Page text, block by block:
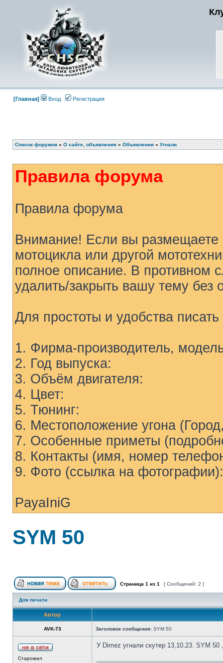
[Главная] Вход Регистрация
Список форумов » О сайте, объявления » Объявления » Угнали
Правила форума
Правила форума
Внимание! Если вы размещаете
мотоцикла или другой
полное описание. В противном
удалить/закрыть вашу тему без
Для простоты и удобства
1. Фирма-производитель,
2. Год выпуска:
3. Объём двигателя:
4. Цвет:
5. Тюнинг:
6. Местоположение угона
7. Особенные приметы
8. Контакты (имя, номер
9. Фото (ссылка на фотографии):
PayaIniG
SYM 50
Страница 1 из 1 [ Сообщений: 2 ]
Для печати
Автор
AVK-73 Заголовок сообщения: SYM 50
Старожил
У Dimez угнали скутер 13,10,23. SYM